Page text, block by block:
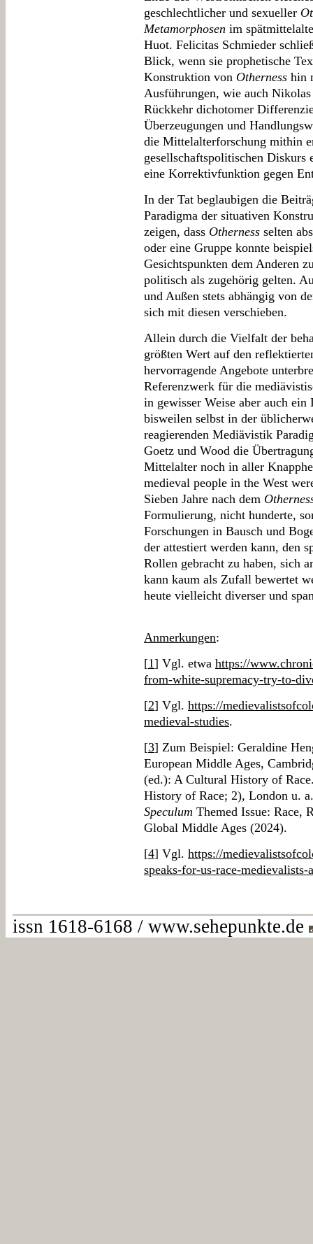
geschlechtlicher und sexueller
Metamorphosen im
Huot. Felicitas Schmieder
Blick, wenn sie prophetische
Konstruktion von Otherness hin
Ausführungen, wie auch
Rückkehr dichotomer
Überzeugungen und
die Mittelalterforschung mithin
gesellschaftspolitischen
eine Korrektivfunktion gegen
In der Tat beglaubigen die
Paradigma der situativen
zeigen, dass Otherness selten
oder eine Gruppe konnte
Gesichtspunkten dem Anderen
politisch als zugehörig gelten.
und Außen stets abhängig von
sich mit diesen verschieben.
Allein durch die Vielfalt der
größten Wert auf den
hervorragende Angebote
Referenzwerk für die
in gewisser Weise aber auch
bisweilen selbst in der
reagierenden Mediävistik
Goetz und Wood die
Mittelalter noch in aller
medieval people in the West
Sieben Jahre nach dem
Formulierung, nicht hunderte,
Forschungen in Bausch und
der attestiert werden kann, den
Rollen gebracht zu haben, sich
kann kaum als Zufall bewertet
heute vielleicht diverser und
Anmerkungen:
[1] Vgl. etwa https://
from-white-supremacy-try-to-
[2] Vgl. https://
medieval-studies.
[3] Zum Beispiel: Geraldine
European Middle Ages,
(ed.): A Cultural History of
History of Race; 2), London u.
Speculum Themed Issue: Race,
Global Middle Ages (2024).
[4] Vgl. https://
speaks-for-us-race-medievalists-
issn 1618-6168 / www.sehepunkte.de